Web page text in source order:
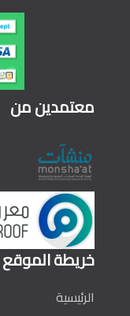
معتمدين من
خريطة الموقع
الرئيسية